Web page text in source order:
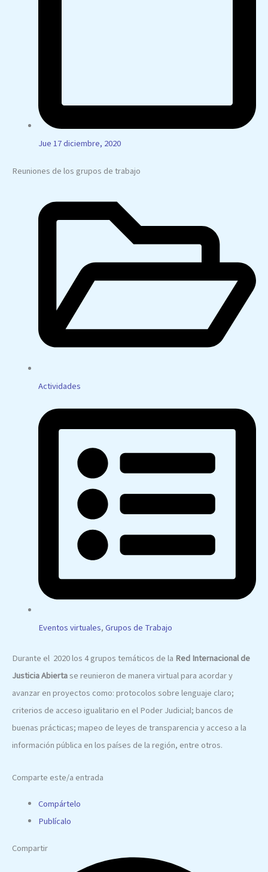
Jue 17 diciembre, 2020
Reuniones de los grupos de trabajo
Actividades
Eventos virtuales,Grupos de Trabajo
Durante el 2020 los 4 grupos temáticos de la Red Internacional de
Justicia Abiertase reunieron de manera virtual para acordar y
avanzar en proyectos como: protocolos sobre lenguaje claro;
criterios de acceso igualitario en el Poder Judicial; bancos de
buenas prácticas; mapeo de leyes de transparencia y acceso a la
información pública en los países de la región, entre otros.
Comparte este/a entrada
Compártelo
Publícalo
Compartir